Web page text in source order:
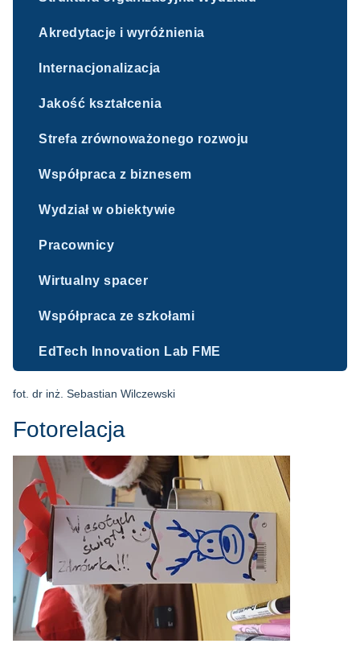
Akredytacje i wyróżnienia
Internacjonalizacja
Jakość kształcenia
Strefa zrównoważonego rozwoju
Współpraca z biznesem
Wydział w obiektywie
Pracownicy
Wirtualny spacer
Współpraca ze szkołami
EdTech Innovation Lab FME
fot. dr inż. Sebastian Wilczewski
Fotorelacja